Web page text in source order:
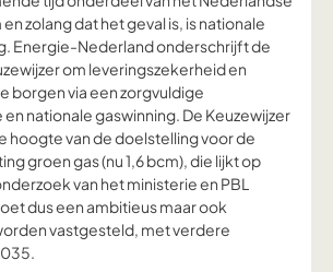
zolang dat het geval is, is nationale
Energie-Nederland onderschrijft de
om leveringszekerheid en
borgen via een zorgvuldige
nationale gaswinning. De Keuzewijzer
hoogte van de doelstelling voor de
groen gas (nu 1,6 bcm), die lijkt op
van het ministerie en PBL
dus een ambitieus maar ook
vastgesteld, met verdere